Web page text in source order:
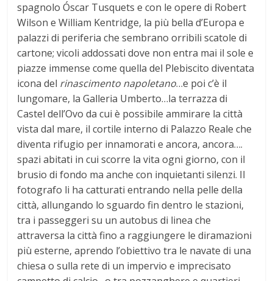
spagnolo Óscar Tusquets e con le opere di Robert
Wilson e William Kentridge, la più bella d’Europa e
palazzi di periferia che sembrano orribili scatole di
cartone; vicoli addossati dove non entra mai il sole e
piazze immense come quella del Plebiscito diventata
icona del rinascimento napoletano…e poi c’è il
lungomare, la Galleria Umberto…la terrazza di
Castel dell’Ovo da cui è possibile ammirare la città
vista dal mare, il cortile interno di Palazzo Reale che
diventa rifugio per innamorati e ancora, ancora….
spazi abitati in cui scorre la vita ogni giorno, con il
brusio di fondo ma anche con inquietanti silenzi. Il
fotografo li ha catturati entrando nella pelle della
città, allungando lo sguardo fin dentro le stazioni,
tra i passeggeri su un autobus di linea che
attraversa la città fino a raggiungere le diramazioni
più esterne, aprendo l’obiettivo tra le navate di una
chiesa o sulla rete di un impervio e imprecisato